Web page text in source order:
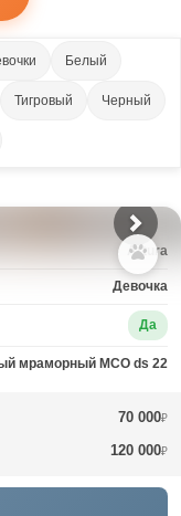
Белый
Тигровый Черный
Arturа
Девочка
Да
мраморный MCO ds 22
70 000₽
120 000₽